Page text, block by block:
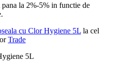
la 2%-5% in functie de
cu Clor Hygiene 5L la cel
Trade